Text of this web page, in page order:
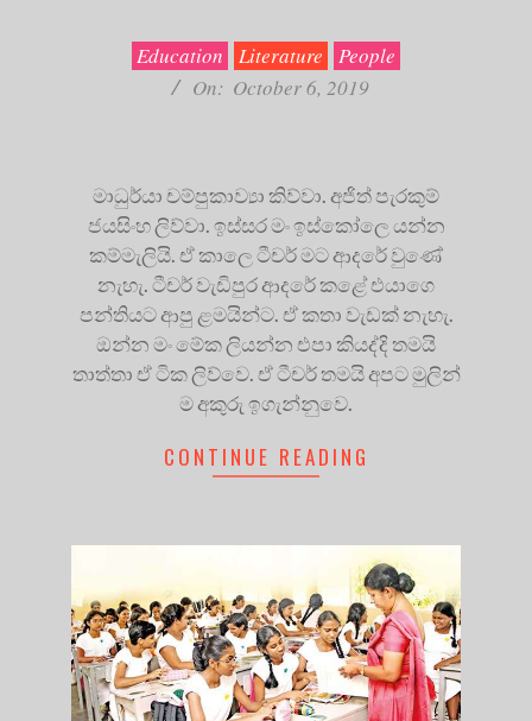
Education Literature
People
On: October 6, 2019
මාධුර්යා චම්පුකාව්‍යා කිව්වා. අජිත් පැරකුම්
ජයසිංහ ලිව්වා. ඉස්සර මං ඉස්කෝලෙ යන්න
කම්මැලියි. ඒ කාලෙ ටීචර් මට ආදරේ වුණේ
නැහැ. ටීචර් වැඩිපුර ආදරේ කළේ එයාගෙ
පන්තියට ආපු ළමයින්ට. ඒ කතා වැඩක් නැහැ.
ඔන්න මං මේක ලියන්න එපා කියද්දි තමයි
තාත්තා ඒ ටික ලිව්වෙ. ඒ ටීචර් තමයි අපට මුලින්
ම අකුරු ඉගැන්නුවෙ.
CONTINUE READING